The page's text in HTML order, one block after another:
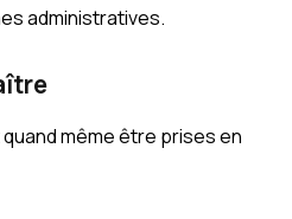
administratives.
même être prises en